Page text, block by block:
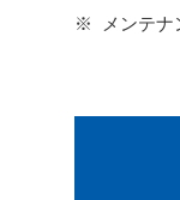
メンテ